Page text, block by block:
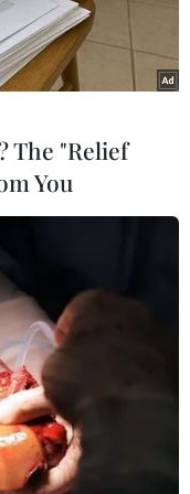
toàn Đảng, toàn
tịch Hồ Chí Minh.
chức sơ kết ba
của Bộ Chính
The "Relief
You